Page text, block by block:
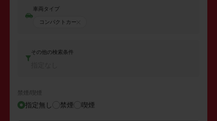
車両タイプ
コンパクトカー
その他の検索条件
禁煙/喫煙
指定無し 禁煙 喫煙